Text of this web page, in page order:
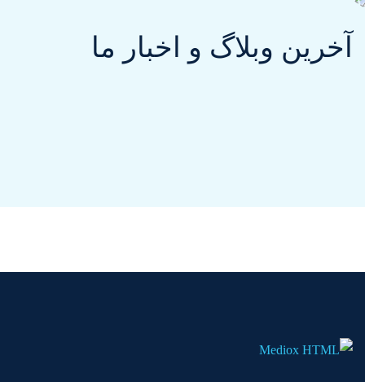
آخرین وبلاگ و اخبار ما